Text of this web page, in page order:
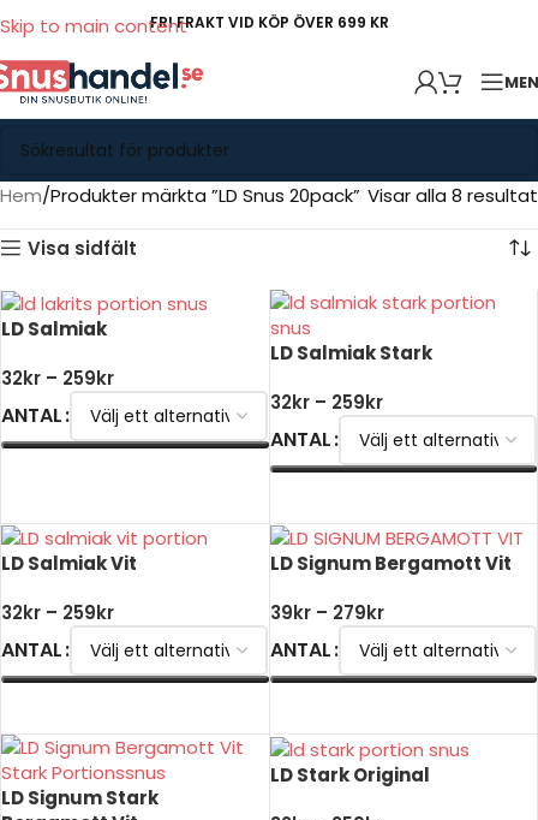
Skip to main contentFRI FRAKT VID KÖP ÖVER 699 KR
Hem Produkter märkta ”LD Snus 20pack” Visar alla 8 resultat
Visa sidfält
LD Salmiak
32kr – 259kr
ANTAL
LD Salmiak Stark
32kr – 259kr
ANTAL
LD Salmiak Vit
32kr – 259kr
ANTAL
LD Signum Bergamott Vit
39kr – 279kr
ANTAL
LD Signum Stark
LD Stark Original